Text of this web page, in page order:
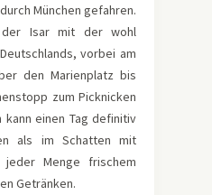
München gefahren.
Isar mit der wohl
vorbei am
den Marienplatz bis
zum Picknicken
kann einen Tag definitiv
als im Schatten mit
jeder Menge frischem
Getränken.